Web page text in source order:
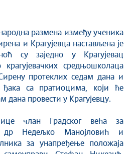
парку
размена између ученика
и Крагујевца настављена је
су заједно у Крагујевац
крагујевачких средњошколаца
протеклих седам дана и
са пратиоцима, који ће
дана провести у Крагујевцу.
члан Градског већа за
др Недељко Манојловић и
за унапређење положаја